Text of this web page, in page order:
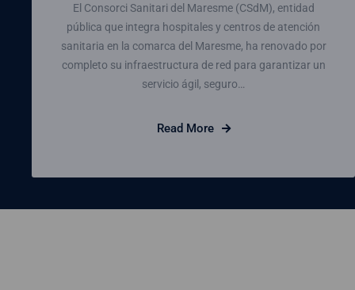
El Consorci Sanitari del Maresme (CSdM), entidad
pública que integra hospitales y centros de atención
sanitaria en la comarca del Maresme, ha renovado por
completo su infraestructura de red para garantizar un
servicio ágil, seguro…
Read More